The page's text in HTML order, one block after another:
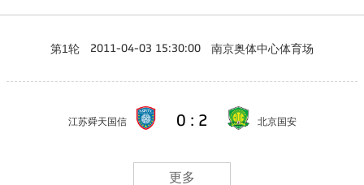
第1轮 2011-04-03 15:30:00 南京奥体中心体育场
江苏舜天国信 0 : 2 北京国安
更多